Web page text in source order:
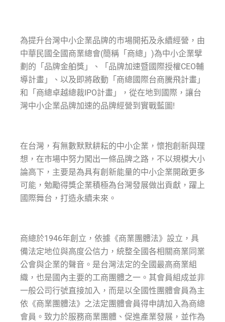
為提升台灣中小企業品牌的市場開拓及永續經營，由
中華民國全國商業總會(簡稱「商總」)為中小企業擘
劃的「品牌金舶獎」、「品牌加速暨國際授權CEO輔
導計畫」、以及即將啟動「商總國際台商騰飛計畫」
和「商總卓越總裁IPO計畫」，從在地到國際，讓台
灣中小企業品牌加速的品牌經營到實戰藍圖!
在台灣，有無數默默耕耘的中小企業，懷抱創新與理
想，在市場中努力闖出一條品牌之路，不以規模大小
論高下，主要是為具有創新能量的中小企業開啟更多
可能，勉勵得獎企業積極為台灣發展做出貢獻，躍上
國際舞台，打造永續未來。
商總於1946年創立，依據《商業團體法》設立，具
備法定地位與高度公信力，統整全國各相關商業同業
公會與企業的聲音。是台灣法定的全國最高商業組
織，也是國內主要的工商團體之一。其會員組成並非
一般公司行號直接加入，而是以全國性團體會員為主
依《商業團體法》之法定團體會員得申請加入為商總
會員。致力於服務商業團體、促進產業發展，並作為